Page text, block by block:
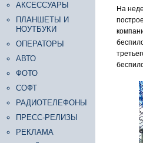
АКСЕССУАРЫ
ПЛАНШЕТЫ И
НОУТБУКИ
ОПЕРАТОРЫ
АВТО
ФОТО
СОФТ
РАДИОТЕЛЕФОНЫ
ПРЕСС-РЕЛИЗЫ
РЕКЛАМА
На